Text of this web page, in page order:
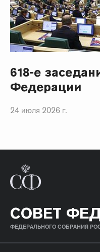
618-е
Федерации
24 июля 2026 г.
СОВЕТ
ФЕДЕРАЛЬНОГО СОБРАНИЯ